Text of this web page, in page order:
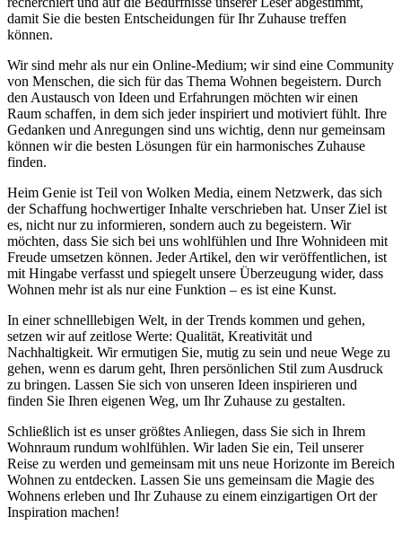
damit Sie die besten Entscheidungen für Ihr Zuhause treffen
können.
Wir sind mehr als nur ein Online-Medium; wir sind eine Community
von Menschen, die sich für das Thema Wohnen begeistern. Durch
den Austausch von Ideen und Erfahrungen möchten wir einen
Raum schaffen, in dem sich jeder inspiriert und motiviert fühlt. Ihre
Gedanken und Anregungen sind uns wichtig, denn nur gemeinsam
können wir die besten Lösungen für ein harmonisches Zuhause
finden.
Heim Genie ist Teil von Wolken Media, einem Netzwerk, das sich
der Schaffung hochwertiger Inhalte verschrieben hat. Unser Ziel ist
es, nicht nur zu informieren, sondern auch zu begeistern. Wir
möchten, dass Sie sich bei uns wohlfühlen und Ihre Wohnideen mit
Freude umsetzen können. Jeder Artikel, den wir veröffentlichen, ist
mit Hingabe verfasst und spiegelt unsere Überzeugung wider, dass
Wohnen mehr ist als nur eine Funktion – es ist eine Kunst.
In einer schnelllebigen Welt, in der Trends kommen und gehen,
setzen wir auf zeitlose Werte: Qualität, Kreativität und
Nachhaltigkeit. Wir ermutigen Sie, mutig zu sein und neue Wege zu
gehen, wenn es darum geht, Ihren persönlichen Stil zum Ausdruck
zu bringen. Lassen Sie sich von unseren Ideen inspirieren und
finden Sie Ihren eigenen Weg, um Ihr Zuhause zu gestalten.
Schließlich ist es unser größtes Anliegen, dass Sie sich in Ihrem
Wohnraum rundum wohlfühlen. Wir laden Sie ein, Teil unserer
Reise zu werden und gemeinsam mit uns neue Horizonte im Bereich
Wohnen zu entdecken. Lassen Sie uns gemeinsam die Magie des
Wohnens erleben und Ihr Zuhause zu einem einzigartigen Ort der
Inspiration machen!